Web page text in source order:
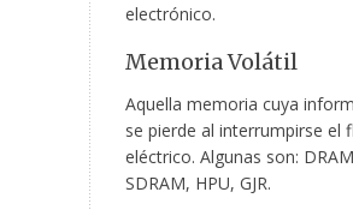
electrónico.
Memoria Volátil
Aquella memoria cuya
se pierde al interrumpirse el
eléctrico. Algunas son:
SDRAM, HPU, GJR.